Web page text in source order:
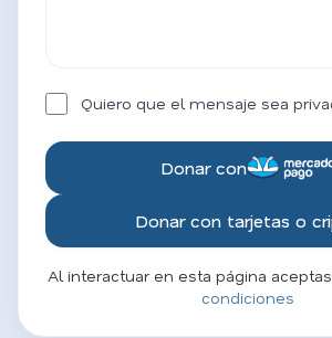
Quiero que el mensaje sea
Donar con
Donar con tarjetas o
Al interactuar en esta página
condiciones